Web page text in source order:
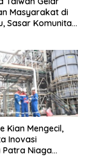
Masyarakat di
Sasar Komunitas
Kian Mengecil,
Inovasi
Patra Niaga